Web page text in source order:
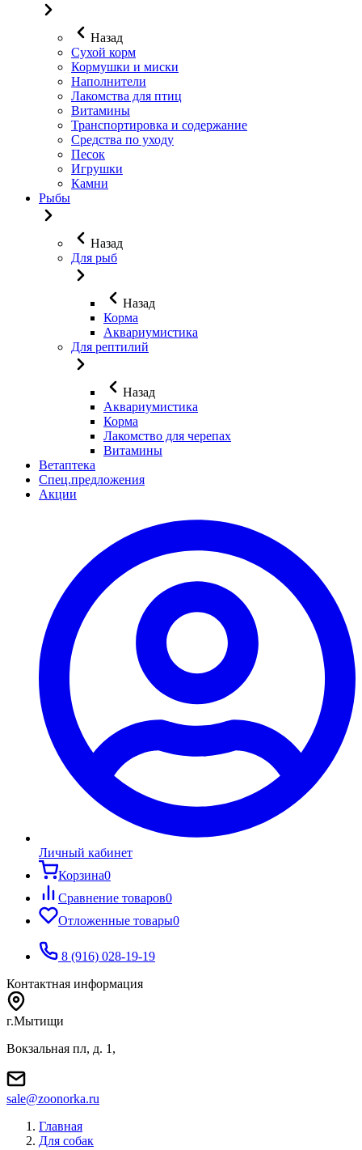
Назад
Сухой корм
Кормушки и миски
Наполнители
Лакомства для птиц
Витамины
Транспортировка и содержание
Средства по уходу
Песок
Игрушки
Камни
Рыбы
Назад
Для рыб
Назад
Корма
Аквариумистика
Для рептилий
Назад
Аквариумистика
Корма
Лакомство для черепах
Витамины
Ветаптека
Спец.предложения
Акции
Личный кабинет
Корзина0
Сравнение товаров0
Отложенные товары0
8 (916) 028-19-19
Контактная информация
г.Мытищи
Вокзальная пл, д. 1,
sale@zoonorka.ru
Главная
Для собак